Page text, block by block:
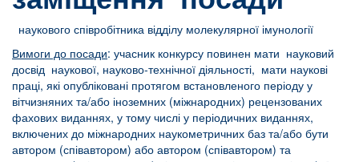
наукового співробітника відділу молекулярної імунології
Вимоги до посади: учасник конкурсу повинен мати науковий
досвід наукової, науково-технічної діяльності, мати наукові
праці, які опубліковані протягом встановленого періоду у
вітчизняних та/або іноземних (міжнародних) рецензованих
фахових виданнях, у тому числі у періодичних виданнях,
включених до міжнародних наукометричних баз та/або бути
автором (співавтором) або автором (співавтором) та